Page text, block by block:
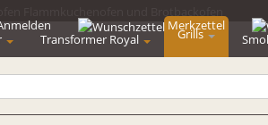
Merkzettel
Transformer Royal Grills